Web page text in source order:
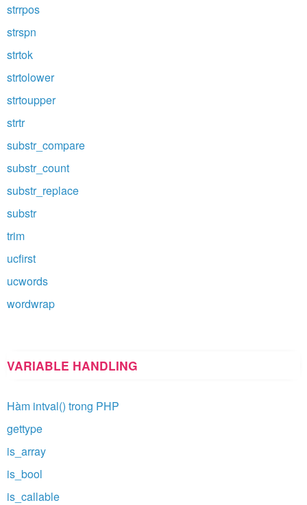
strrpos
strspn
strtok
strtolower
strtoupper
strtr
substr_compare
substr_count
substr_replace
substr
trim
ucfirst
ucwords
wordwrap
VARIABLE HANDLING
Hàm intval() trong PHP
gettype
is_array
is_bool
is_callable